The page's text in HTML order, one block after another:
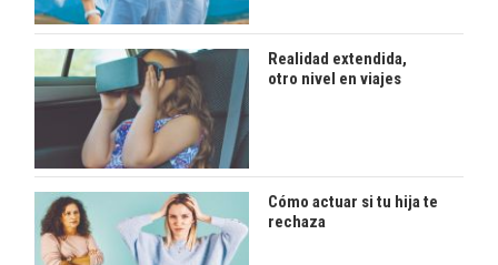
Realidad extendida,
otro nivel en viajes
Cómo actuar si tu hija te
rechaza